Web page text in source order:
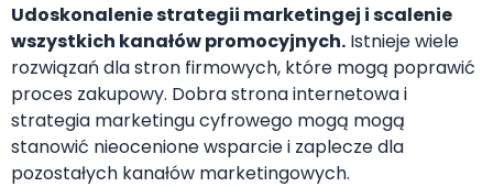
Udoskonalenie strategii marketingej i scalenie
wszystkich kanałów promocyjnych. Istnieje wiele
rozwiązań dla stron firmowych, które mogą poprawić
proces zakupowy. Dobra strona internetowa i
strategia marketingu cyfrowego mogą mogą
stanowić nieocenione wsparcie i zaplecze dla
pozostałych kanałów marketingowych.